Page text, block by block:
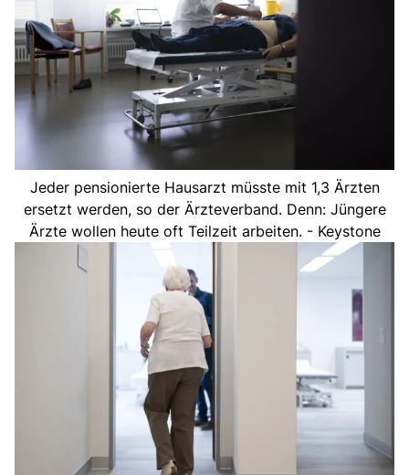
Jeder pensionierte Hausarzt müsste mit 1,3 Ärzten
ersetzt werden, so der Ärzteverband. Denn: Jüngere
Ärzte wollen heute oft Teilzeit arbeiten. - Keystone